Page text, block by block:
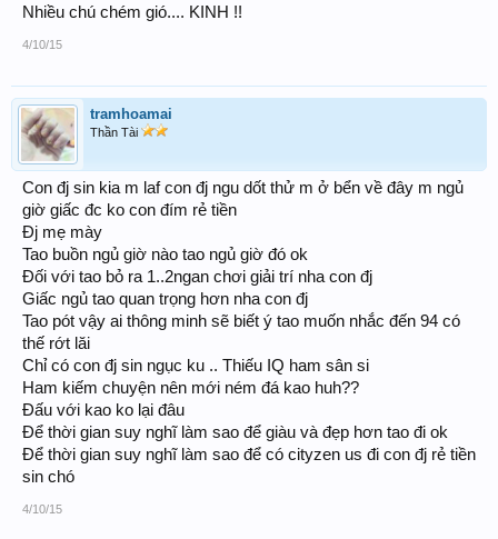
Nhiều chú chém gió.... KINH !!
4/10/15
tramhoamai
Thần Tài
Con đj sin kia m laf con đj ngu dốt thử m ở bển về đây m ngủ
giờ giấc đc ko con đím rẻ tiền
Đj mẹ mày
Tao buồn ngủ giờ nào tao ngủ giờ đó ok
Đối với tao bỏ ra 1..2ngan chơi giải trí nha con đj
Giấc ngủ tao quan trọng hơn nha con đj
Tao pót vậy ai thông minh sẽ biết ý tao muốn nhắc đến 94 có
thế rớt lăi
Chỉ có con đj sin ngục ku .. Thiếu IQ ham sân si
Ham kiếm chuyện nên mới ném đá kao huh??
Đấu với kao ko lại đâu
Để thời gian suy nghĩ làm sao để giàu và đẹp hơn tao đi ok
Để thời gian suy nghĩ làm sao để có cityzen us đi con đj rẻ tiền
sin chó
4/10/15